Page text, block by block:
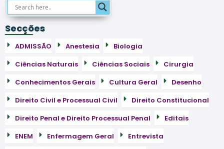
Secções
ADMISSÃO Anestesia
Biologia
Ciências Naturais
Ciências Sociais
Cirurgia
Conhecimentos Gerais
Cultura Geral
Desenho
Direito Civil e Processual Civil
Direito Constitucional
Direito Penal e Direito Processual Penal
Editais
ENEM
Enfermagem Geral
Entrevista